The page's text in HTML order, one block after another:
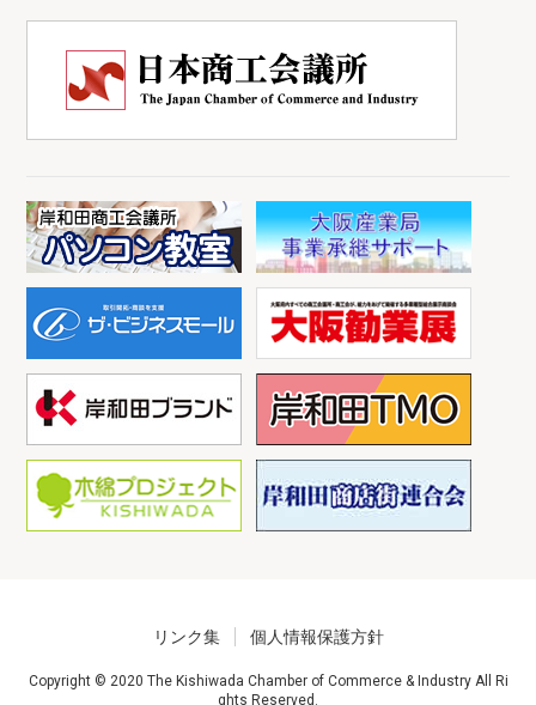
リンク集 個人情報保護方針
Copyright © 2020 The Kishiwada Chamber of Commerce & Industry All Ri
ghts Reserved.